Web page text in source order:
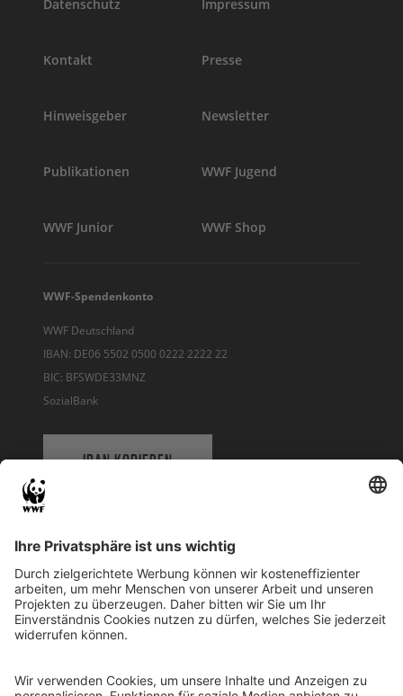
Datenschutz Impressum
Kontakt Presse
Hinweisgeber Newsletter
Publikationen WWF Jugend
WWF Junior WWF Shop
WWF-Spendenkonto
WWF Deutschland
IBAN: DE06 5502 0500 0222 2222 22
BIC: BFSWDE33MNZ
SozialBank
IBAN KOPIEREN
WWF Deutschland
Reinhardtstr. 18
10117 Berlin
Ihre Spende kann steuerlich geltend gemacht werden